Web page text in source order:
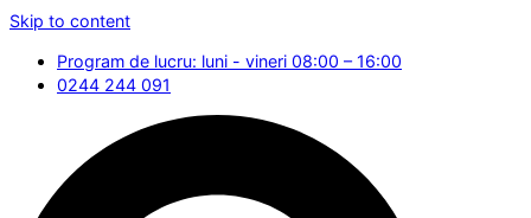
Skip to content
Program de lucru: luni - vineri 08:00 – 16:00
0244 244 091